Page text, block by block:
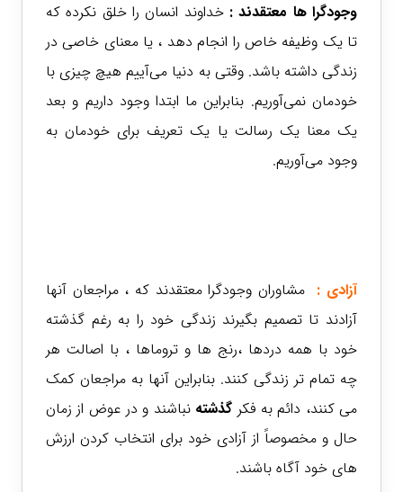
وجودگرا ها معتقدند : خداوند انسان را خلق نکرده که
تا یک وظیفه خاص را انجام دهد ، یا معنای خاصی در
زندگی داشته باشد. وقتی به دنیا می‌آییم هیچ چیزی با
خودمان نمی‌آوریم. بنابراین ما ابتدا وجود داریم و بعد
یک معنا یک رسالت یا یک تعریف برای خودمان به
وجود می‌آوریم.
آزادی : مشاوران وجودگرا معتقدند که ، مراجعان آنها
آزادند تا تصمیم بگیرند زندگی خود را به رغم گذشته
خود با همه دردها ،رنج ها و تروماها ، با اصالت هر
چه تمام تر زندگی کنند. بنابراین آنها به مراجعان کمک
می کنند، دائم به فکر گذشته نباشند و در عوض از زمان
حال و مخصوصاً از آزادی خود برای انتخاب کردن ارزش
های خود آگاه باشند.